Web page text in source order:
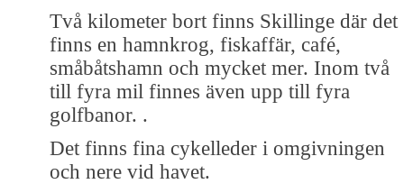
Två kilometer bort finns Skillinge där det
finns en hamnkrog, fiskaffär, café,
småbåtshamn och mycket mer. Inom två
till fyra mil finnes även upp till fyra
golfbanor. .
Det finns fina cykelleder i omgivningen
och nere vid havet.